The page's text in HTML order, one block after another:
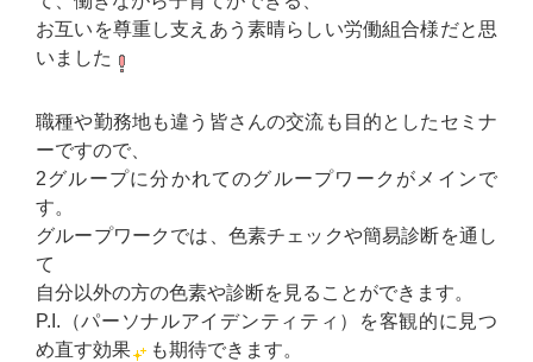
お互いを尊重し支えあう素晴らしい労働組合様だと思
いました
職種や勤務地も違う皆さんの交流も目的としたセミナ
ーですので、
2グループに分かれてのグループワークがメインで
す。
グループワークでは、色素チェックや簡易診断を通し
て
自分以外の方の色素や診断を見ることができます。
P.I.（パーソナルアイデンティティ）を客観的に見つ
め直す効果
も期待できます。